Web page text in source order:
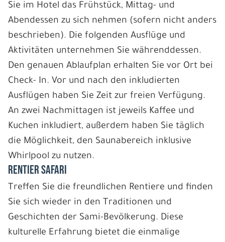
Sie im Hotel das Frühstück, Mittag- und
Abendessen zu sich nehmen (sofern nicht anders
beschrieben). Die folgenden Ausflüge und
Aktivitäten unternehmen Sie währenddessen.
Den genauen Ablaufplan erhalten Sie vor Ort bei
Check- In. Vor und nach den inkludierten
Ausflügen haben Sie Zeit zur freien Verfügung.
An zwei Nachmittagen ist jeweils Kaffee und
Kuchen inkludiert, außerdem haben Sie täglich
die Möglichkeit, den Saunabereich inklusive
Whirlpool zu nutzen.
RENTIER SAFARI
Treffen Sie die freundlichen Rentiere und finden
Sie sich wieder in den Traditionen und
Geschichten der Sami-Bevölkerung. Diese
kulturelle Erfahrung bietet die einmalige